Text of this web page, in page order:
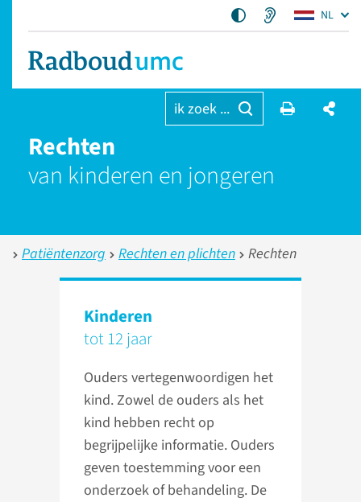
NL
ik zoek ...
Rechten
van kinderen en jongeren
Patiëntenzorg Rechten en plichten Rechten
Kinderen
tot 12 jaar
Ouders vertegenwoordigen het
kind. Zowel de ouders als het
kind hebben recht op
begrijpelijke informatie. Ouders
geven toestemming voor een
onderzoek of behandeling. De